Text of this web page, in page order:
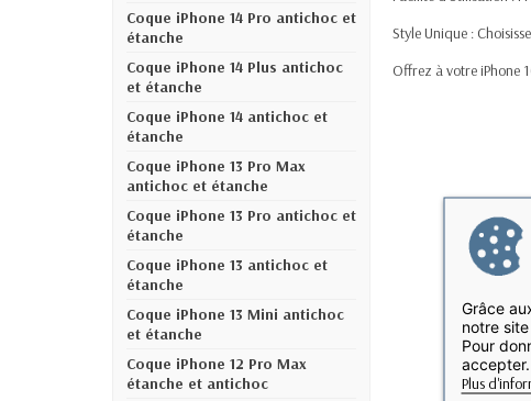
Coque iPhone 14 Pro antichoc et
étanche
Coque iPhone 14 Plus antichoc
et étanche
Coque iPhone 14 antichoc et
étanche
Coque iPhone 13 Pro Max
antichoc et étanche
Coque iPhone 13 Pro antichoc et
étanche
Coque iPhone 13 antichoc et
étanche
Coque iPhone 13 Mini antichoc
et étanche
Coque iPhone 12 Pro Max
étanche et antichoc
Style Unique :
Offrez à votre iPhone
Grâce
notre site
Pour
accepter.
Plus